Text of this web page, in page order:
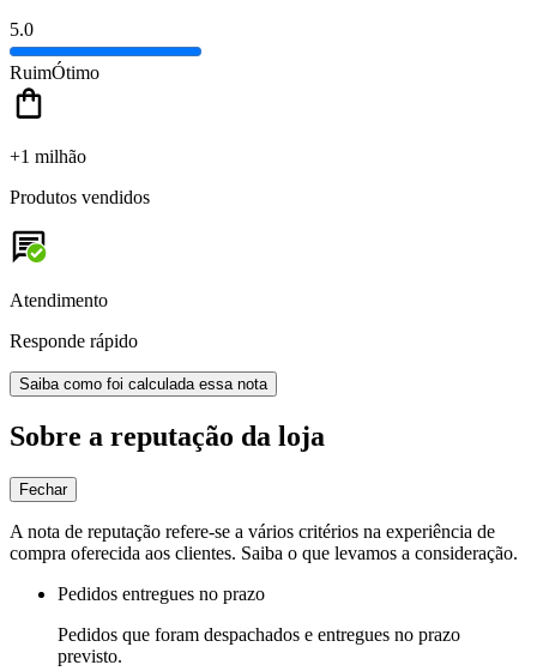
5.0
RuimÓtimo
+1 milhão
Produtos vendidos
Atendimento
Responde rápido
Saiba como foi calculada essa nota
Sobre a reputação da loja
Fechar
A nota de reputação refere-se a vários critérios na experiência de
compra oferecida aos clientes. Saiba o que levamos a consideração.
Pedidos entregues no prazo
Pedidos que foram despachados e entregues no prazo
previsto.